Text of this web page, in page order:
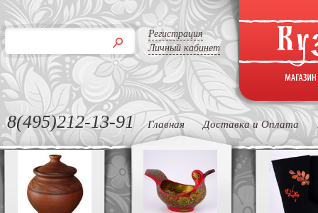
Регистрация
Личный кабинет
8(495)212-13-91 Главная Доставка и Оплата